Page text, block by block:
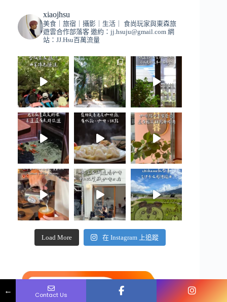
xiaojhsu
美食｜旅宿｜攝影｜生活｜
食尚玩家與東森旅
遊雲合作部落客 邀約： jj.hsuju@gmail.com 網
站：JJ.Hsu百萬流量
Load More 在 Instagram 上追蹤
← Contact Us